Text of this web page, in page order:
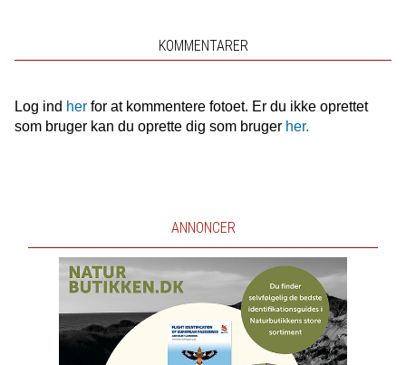
KOMMENTARER
Log ind herfor at kommentere fotoet. Er du ikke oprettet
som bruger kan du oprette dig som bruger her.
ANNONCER